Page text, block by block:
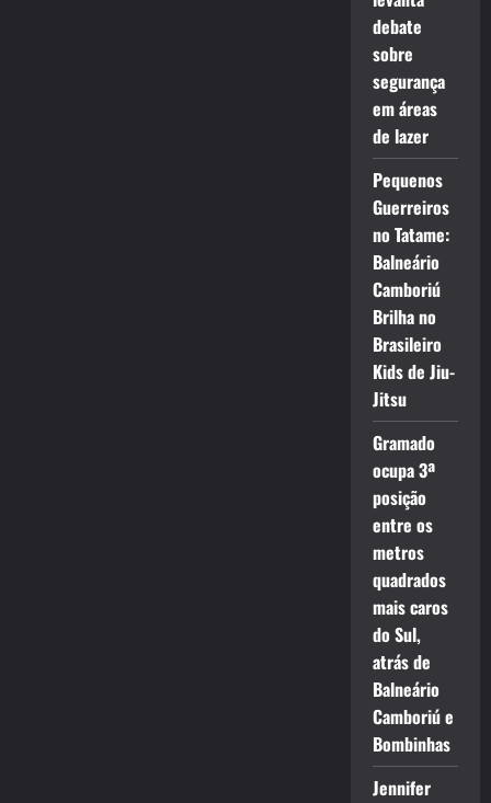
debate
sobre
segurança
em áreas
de lazer
Pequenos
Guerreiros
no Tatame:
Balneário
Camboriú
Brilha no
Brasileiro
Kids de Jiu-
Jitsu
Gramado
ocupa 3ª
posição
entre os
metros
quadrados
mais caros
do Sul,
atrás de
Balneário
Camboriú e
Bombinhas
Jennifer